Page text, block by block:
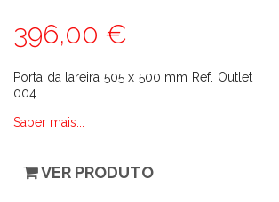
396,00 €
Porta da lareira 505 x 500 mm Ref. Outlet
004
Saber mais...
VER PRODUTO